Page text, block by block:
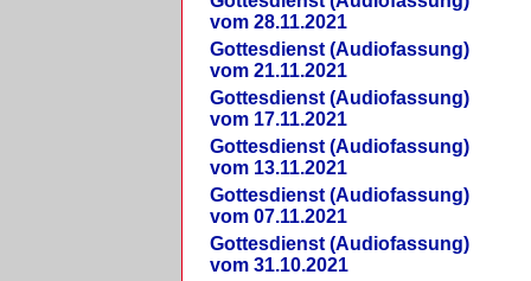
vom 28.11.2021
Gottesdienst (Audiofassung)
vom 21.11.2021
Gottesdienst (Audiofassung)
vom 17.11.2021
Gottesdienst (Audiofassung)
vom 13.11.2021
Gottesdienst (Audiofassung)
vom 07.11.2021
Gottesdienst (Audiofassung)
vom 31.10.2021